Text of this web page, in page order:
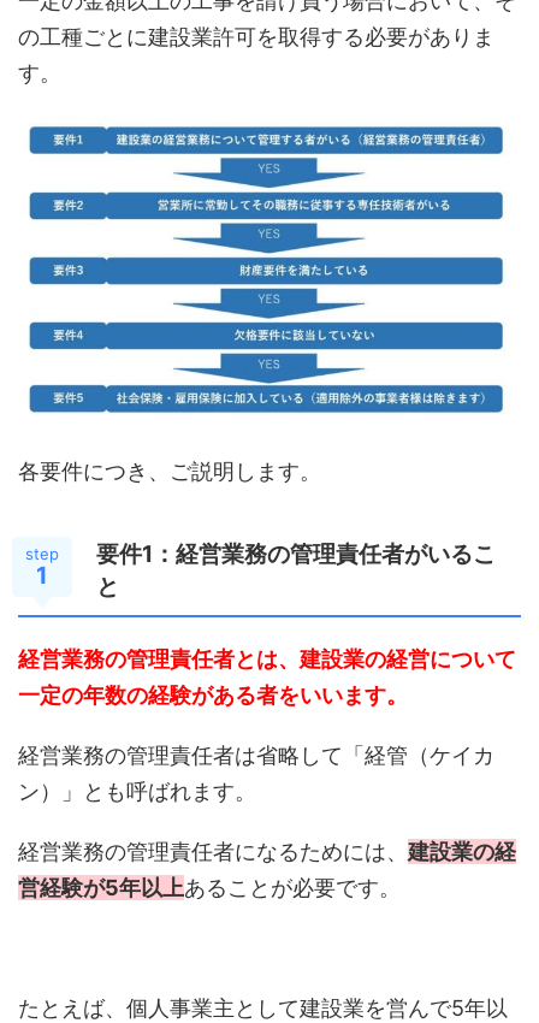
の工種ごとに建設業許可を取得する必要がありま
す。
各要件につき、ご説明します。
step
1
要件1：経営業務の管理責任者がいるこ
と
経営業務の管理責任者とは、建設業の経営について
一定の年数の経験がある者をいいます。
経営業務の管理責任者は省略して「経管（ケイカ
ン）」とも呼ばれます。
経営業務の管理責任者になるためには、 建設業の経
営経験が5年以上あることが必要です。
たとえば、個人事業主として建設業を営んで5年以